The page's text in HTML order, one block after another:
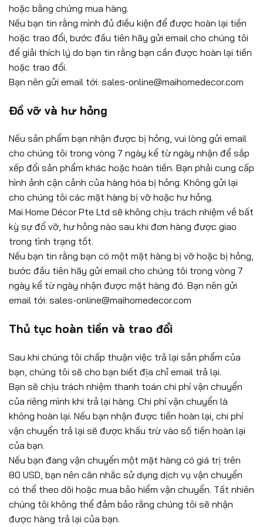
hoặc bằng chứng mua hàng.
Nếu bạn tin rằng mình đủ điều kiện để được hoàn lại tiền
hoặc trao đổi, bước đầu tiên hãy gửi email cho chúng tôi
để giải thích lý do bạn tin rằng bạn cần được hoàn lại tiền
hoặc trao đổi.
Bạn nên gửi email tới: sales-online@maihomedecor.com
Đồ vỡ và hư hỏng
Nếu sản phẩm bạn nhận được bị hỏng, vui lòng gửi email
cho chúng tôi trong vòng 7 ngày kể từ ngày nhận để sắp
xếp đổi sản phẩm khác hoặc hoàn tiền. Bạn phải cung cấp
hình ảnh cận cảnh của hàng hóa bị hỏng. Không gửi lại
cho chúng tôi các mặt hàng bị vỡ hoặc hư hỏng.
Mai Home Décor Pte Ltd sẽ không chịu trách nhiệm về bất
kỳ sự đổ vỡ, hư hỏng nào sau khi đơn hàng được giao
trong tình trạng tốt.
Nếu bạn tin rằng bạn có một mặt hàng bị vỡ hoặc bị hỏng,
bước đầu tiên hãy gửi email cho chúng tôi trong vòng 7
ngày kể từ ngày nhận được mặt hàng đó. Bạn nên gửi
email tới: sales-online@maihomedecor.com
Thủ tục hoàn tiền và trao đổi
Sau khi chúng tôi chấp thuận việc trả lại sản phẩm của
bạn, chúng tôi sẽ cho bạn biết địa chỉ email trả lại.
Bạn sẽ chịu trách nhiệm thanh toán chi phí vận chuyển
của riêng mình khi trả lại hàng. Chi phí vận chuyển là
không hoàn lại. Nếu bạn nhận được tiền hoàn lại, chi phí
vận chuyển trả lại sẽ được khấu trừ vào số tiền hoàn lại
của bạn.
Nếu bạn đang vận chuyển một mặt hàng có giá trị trên
80 USD, bạn nên cân nhắc sử dụng dịch vụ vận chuyển
có thể theo dõi hoặc mua bảo hiểm vận chuyển. Tất nhiên
chúng tôi không thể đảm bảo rằng chúng tôi sẽ nhận
được hàng trả lại của bạn.